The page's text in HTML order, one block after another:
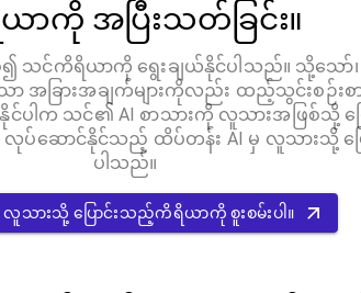
ာကို အပြီးသတ်ခြင်း။
ခံ၍ သင်ကိရိယာကို ရွေးချယ်နိုင်ပါသည်။ သို့သ
ာ အခြားအချက်များကိုလည်း ထည့်သွင်းစဉ်
ပါက သင်၏ AI စာသားကို လူသားအဖြစ်သို့ ပ
ဆောင်နိုင်သည့် ထိပ်တန်း AI မှ လူသားသို့ ပြ
ပါသည်။
လူသားသို့ ပြောင်းသည့်ကိရိယာကို စူးစမ်းပါ။